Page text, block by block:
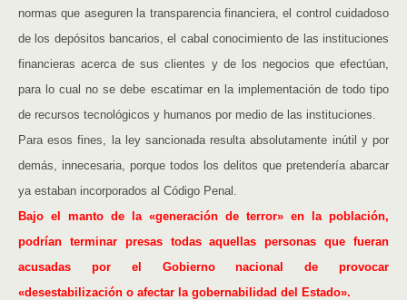
normas que aseguren la transparencia financiera, el control cuidadoso
de los depósitos bancarios, el cabal conocimiento de las instituciones
financieras acerca de sus clientes y de los negocios que efectúan,
para lo cual no se debe escatimar en la implementación de todo tipo
de recursos tecnológicos y humanos por medio de las instituciones.
Para esos fines, la ley sancionada resulta absolutamente inútil y por
demás, innecesaria, porque todos los delitos que pretendería abarcar
ya estaban incorporados al Código Penal.
Bajo el manto de la «generación de terror» en la población,
podrían terminar presas todas aquellas personas que fueran
acusadas por el Gobierno nacional de provocar
«desestabilización o afectar la gobernabilidad del Estado».